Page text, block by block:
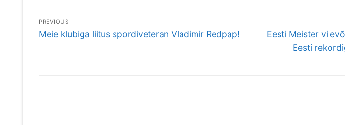
Navigeerimine
PREVIOUS
Previous
Meie klubiga liitus spordiveteran Vladimir Redpap!
Next
Eesti Meister
Eesti